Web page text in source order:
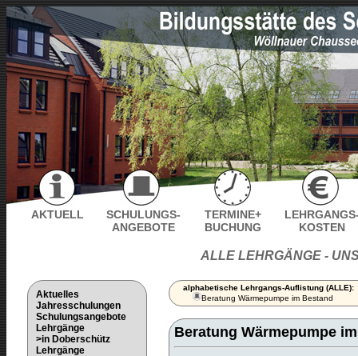
AKTUELL
SCHULUNGS-
ANGEBOTE
TERMINE+
BUCHUNG
KOSTEN
Aktuelles
Jahresschulungen
Schulungsangebote
Lehrgänge
>in Doberschütz
Lehrgänge
ALLE LEHRGÄNGE -
alphabetische Lehrgangs-Auflistung (ALLE):
Beratung Wärmepumpe im Bestand
Beratung Wärmepumpe